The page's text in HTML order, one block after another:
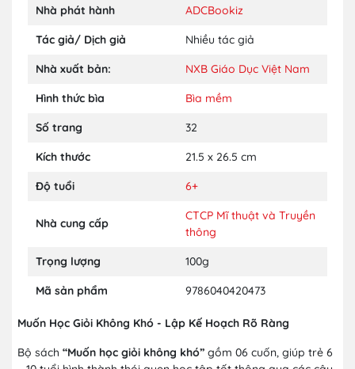
Nhà phát hành ADCBookiz
Tác giả/ Dịch giả Nhiều tác giả
Nhà xuất bản: NXB Giáo Dục Việt Nam
Hình thức bìa Bìa mềm
Số trang 32
Kích thước 21.5 x 26.5 cm
Độ tuổi 6+
Nhà cung cấp
CTCP Mĩ thuật và Truyền
thông
Trọng lượng 100g
Mã sản phẩm 9786040420473
Muốn Học Giỏi Không Khó - Lập Kế Hoạch Rõ Ràng
Bộ sách “Muốn học giỏi không khó” gồm 06 cuốn, giúp trẻ 6